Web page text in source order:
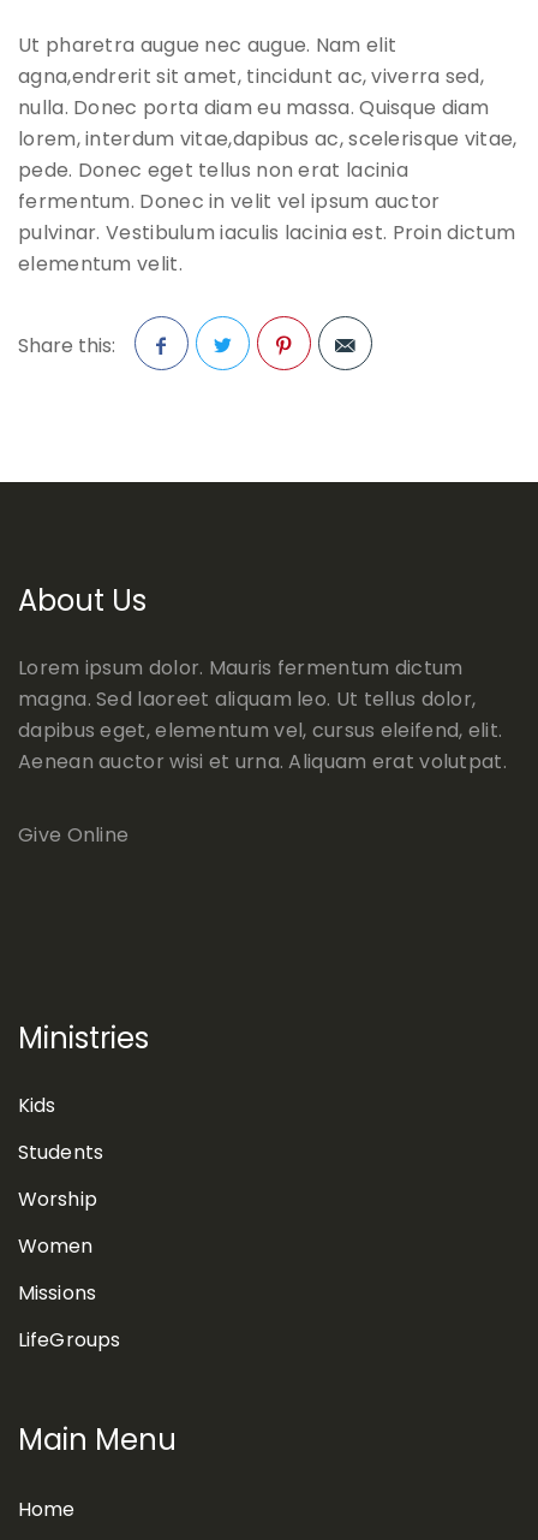
Ut pharetra augue nec augue. Nam elit
agna,endrerit sit amet, tincidunt ac, viverra sed,
nulla. Donec porta diam eu massa. Quisque diam
lorem, interdum vitae,dapibus ac, scelerisque vitae,
pede. Donec eget tellus non erat lacinia
fermentum. Donec in velit vel ipsum auctor
pulvinar. Vestibulum iaculis lacinia est. Proin dictum
elementum velit.
Share this:
About Us
Lorem ipsum dolor. Mauris fermentum dictum
magna. Sed laoreet aliquam leo. Ut tellus dolor,
dapibus eget, elementum vel, cursus eleifend, elit.
Aenean auctor wisi et urna. Aliquam erat volutpat.
Give Online
Ministries
Kids
Students
Worship
Women
Missions
LifeGroups
Main Menu
Home